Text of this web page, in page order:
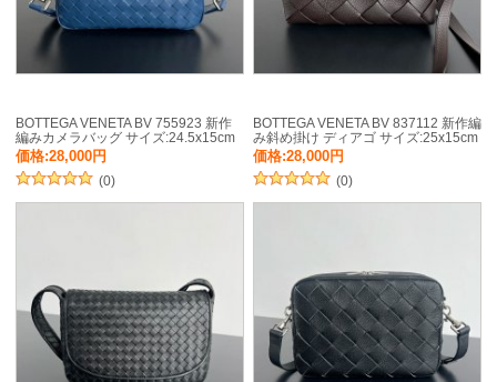
BOTTEGA VENETA BV 755923 新作
編みカメラバッグ サイズ:24.5x15cm
価格:28,000円
(0)
BOTTEGA VENETA BV 837112 新作編
み斜め掛け ディアゴ サイズ:25x15cm
価格:28,000円
(0)